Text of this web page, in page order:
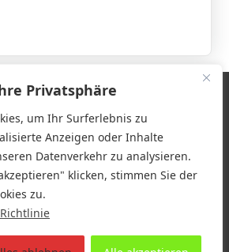
Privatsphäre
um Ihr Surferlebnis zu
Anzeigen oder Inhalte
Datenverkehr zu analysieren.
klicken, stimmen Sie der
zu.
Impressum